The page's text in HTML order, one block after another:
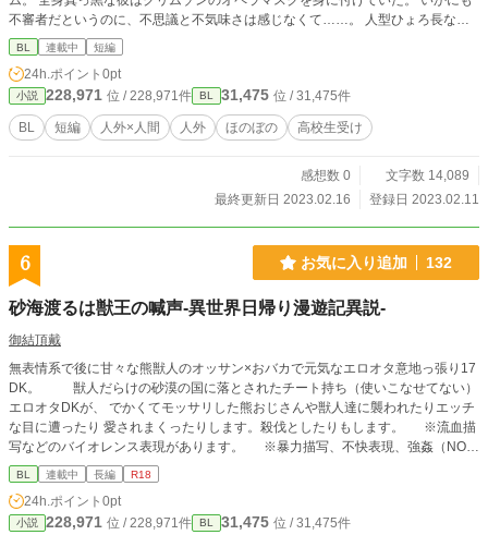
不審者だというのに、不思議と不気味さは感じなくて……。 人型ひょろ長な仮
面人外さん×一般男子高校生 のゆったりほのぼのとしたちょっぴり奇妙なお話。
pixiv掲載作品です。 アルファポリスの方でも随時更新・投稿予定。
BL 連載中 短編
24h.ポイント 0pt
小説 228,971 位 / 228,971件 BL 31,475 位 / 31,475件
BL 短編 人外×人間 人外 ほのぼの 高校生受け
感想数 0
文字数 14,089
最終更新日 2023.02.16
登録日 2023.02.11
6 お気に入り追加 132
砂海渡るは獣王の喊声-異世界日帰り漫遊記異説-
御結頂戴
無表情系で後に甘々な熊獣人のオッサン×おバカで元気なエロオタ意地っ張り17
DK。 獣人だらけの砂漠の国に落とされたチート持ち（使いこなせてない）
エロオタDKが、 でかくてモッサリした熊おじさんや獣人達に襲われたりエッチ
な目に遭ったり 愛されまくったりします。殺伐としたりもします。 ※流血描
写などのバイオレンス表現があります。 ※暴力描写、不快表現、強姦（NO挿
入）描写が有ります。 ※拙作【異世界日帰り漫遊記】の異説外伝です。本編
とは異なるカップリング（性描写あり）が主題になっていますのでご注意くださ
い。 （末尾に【※】表記があるものは性描写アリ。【*】表記は微エロです）
BL 連載中 長編 R18
24h.ポイント 0pt
小説 228,971 位 / 228,971件 BL 31,475 位 / 31,475件